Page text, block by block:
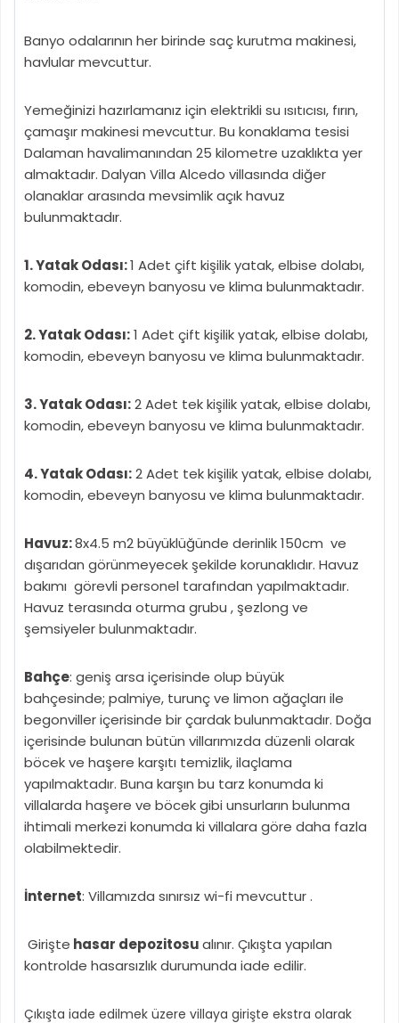
Banyo odalarının her birinde saç kurutma makinesi,
havlular mevcuttur.
Yemeğinizi hazırlamanız için elektrikli su ısıtıcısı, fırın,
çamaşır makinesi mevcuttur. Bu konaklama tesisi
Dalaman havalimanından 25 kilometre uzaklıkta yer
almaktadır. Dalyan Villa Alcedo villasında diğer
olanaklar arasında mevsimlik açık havuz
bulunmaktadır.
1. Yatak Odası:1 Adet çift kişilik yatak, elbise dolabı,
komodin, ebeveyn banyosu ve klima bulunmaktadır.
2. Yatak Odası:1 Adet çift kişilik yatak, elbise dolabı,
komodin, ebeveyn banyosu ve klima bulunmaktadır.
3. Yatak Odası:2 Adet tek kişilik yatak, elbise dolabı,
komodin, ebeveyn banyosu ve klima bulunmaktadır.
4. Yatak Odası:2 Adet tek kişilik yatak, elbise dolabı,
komodin, ebeveyn banyosu ve klima bulunmaktadır.
Havuz:8x4.5 m2 büyüklüğünde derinlik 150cm ve
dışarıdan görünmeyecek şekilde korunaklıdır. Havuz
bakımı görevli personel tarafından yapılmaktadır.
Havuz terasında oturma grubu , şezlong ve
şemsiyeler bulunmaktadır.
Bahçe: geniş arsa içerisinde olup büyük
bahçesinde; palmiye, turunç ve limon ağaçları ile
begonviller içerisinde bir çardak bulunmaktadır. Doğa
içerisinde bulunan bütün villarımızda düzenli olarak
böcek ve haşere karşıtı temizlik, ilaçlama
yapılmaktadır. Buna karşın bu tarz konumda ki
villalarda haşere ve böcek gibi unsurların bulunma
ihtimali merkezi konumda ki villalara göre daha fazla
olabilmektedir.
İnternet: Villamızda sınırsız wi-fi mevcuttur .
Girişte hasar depozitosualınır. Çıkışta yapılan
kontrolde hasarsızlık durumunda iade edilir.
Çıkışta iade edilmek üzere villaya girişte ekstra olarak